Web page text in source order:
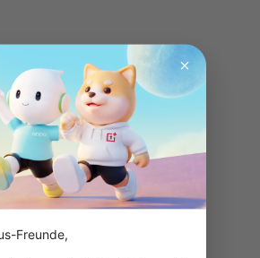
Freunde,